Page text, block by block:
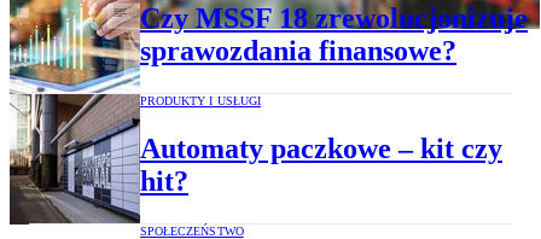
Czy MSSF 18 zrewolucjonizuje
sprawozdania finansowe?
PRODUKTY I USŁUGI
Automaty paczkowe – kit czy
hit?
SPOŁECZEŃSTWO